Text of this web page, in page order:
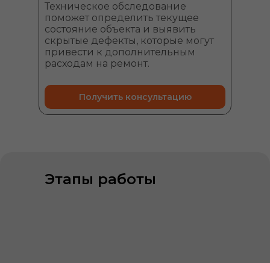
Техническое обследование
поможет определить текущее
состояние объекта и выявить
скрытые дефекты, которые могут
привести к дополнительным
расходам на ремонт.
Получить консультацию
Этапы работы